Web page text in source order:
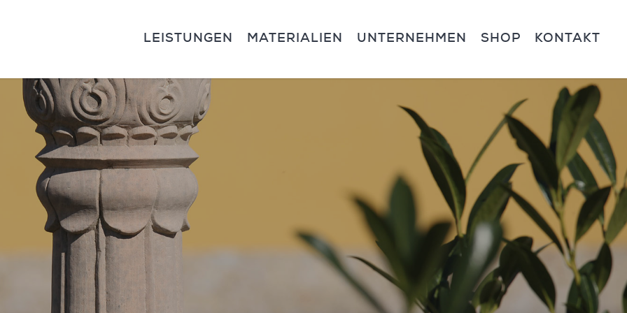
LEISTUNGEN MATERIALIEN UNTERNEHMEN SHOP KONTAKT